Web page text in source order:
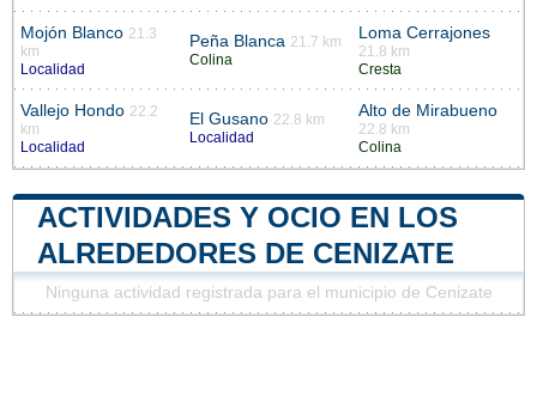
Mojón Blanco 21.3
km
Localidad
Peña Blanca 21.7 km
Colina
Loma Cerrajones
21.8 km
Cresta
Vallejo Hondo 22.2
km
Localidad
El Gusano 22.8 km
Localidad
Alto de Mirabueno
22.8 km
Colina
ACTIVIDADES Y OCIO EN LOS
ALREDEDORES DE CENIZATE
Ninguna actividad registrada para el municipio de Cenizate